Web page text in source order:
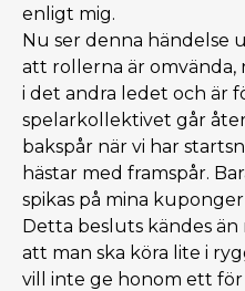
enligt mig.
Nu ser denna händelse
att rollerna är omvända,
i det andra ledet och är
spelarkollektivet går
bakspår när vi har
hästar med framspår.
spikas på mina
Detta besluts kändes
att man ska köra lite i
vill inte ge honom ett